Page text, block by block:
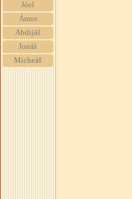
Jóel
Ámos
Abdijáš
Jonáš
Micheáš